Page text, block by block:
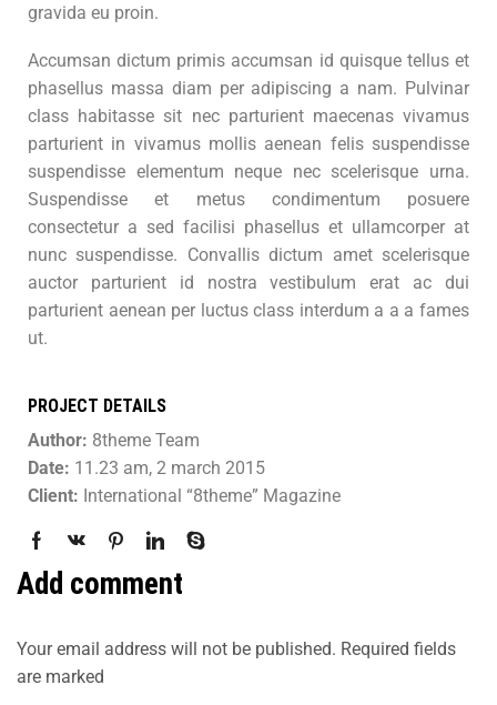
gravida eu proin.
Accumsan dictum primis accumsan id quisque tellus et
phasellus massa diam per adipiscing a nam. Pulvinar
class habitasse sit nec parturient maecenas vivamus
parturient in vivamus mollis aenean felis suspendisse
suspendisse elementum neque nec scelerisque urna.
Suspendisse et metus condimentum posuere
consectetur a sed facilisi phasellus et ullamcorper at
nunc suspendisse. Convallis dictum amet scelerisque
auctor parturient id nostra vestibulum erat ac dui
parturient aenean per luctus class interdum a a a fames
ut.
PROJECT DETAILS
Author: 8theme Team
Date: 11.23 am, 2 march 2015
Client: International “8theme” Magazine
Add comment
Your email address will not be published. Required fields
are marked